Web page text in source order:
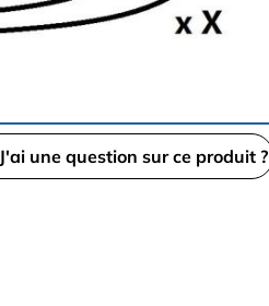
J'ai une question sur ce produit ?